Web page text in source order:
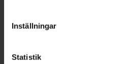
Ta reda på mer om hur dina
Du kan ändra eller dra tillbaka ditt
Inställningar
Statistik